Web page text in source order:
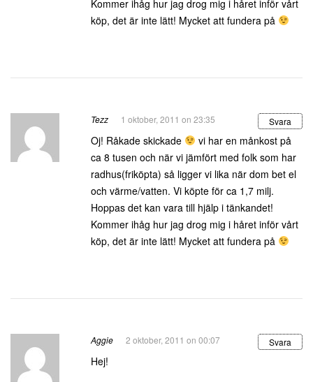
Kommer ihåg hur jag drog mig i håret inför vårt
köp, det är inte lätt! Mycket att fundera på
Tezz 1 oktober, 2011 on 23:35 Svara
Oj! Råkade skickade
vi har en månkost på
ca 8 tusen och när vi jämfört med folk som har
radhus(friköpta) så ligger vi lika när dom bet el
och värme/vatten. Vi köpte för ca 1,7 milj.
Hoppas det kan vara till hjälp i tänkandet!
Kommer ihåg hur jag drog mig i håret inför vårt
köp, det är inte lätt! Mycket att fundera på
Aggie 2 oktober, 2011 on 00:07 Svara
Hej!